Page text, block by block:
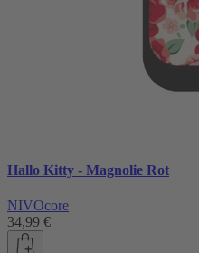
Hallo Kitty - Magnolie Rot
NIVOcore
34,99 €